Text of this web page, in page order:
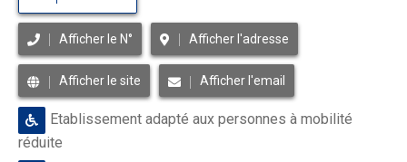
Afficher le N° Afficher l'adresse
Afficher le site Afficher l'email
Etablissement adapté aux personnes à mobilité
réduite